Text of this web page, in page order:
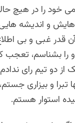
را در هیچ
و اندیشه
قدر غبی و بی
را بشناسم، تعجب
دو تیم رای
تبرا و بیزاری
استوار هستم.